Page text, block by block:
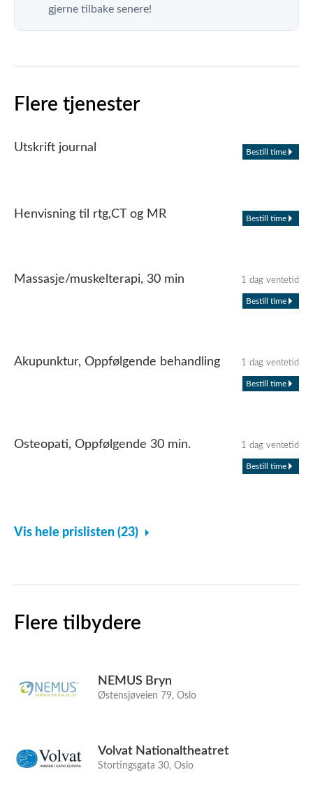
gjerne tilbake senere!
Flere tjenester
Utskrift journal Bestill time
Henvisning til rtg,CT og MR Bestill time
Massasje/muskelterapi, 30 min 1 dag ventetid
Bestill time
Akupunktur, Oppfølgende behandling 1 dag ventetid
Bestill time
Osteopati, Oppfølgende 30 min. 1 dag ventetid
Bestill time
Vis hele prislisten (23)
Flere tilbydere
NEMUS Bryn
Østensjøveien 79, Oslo
Volvat Nationaltheatret
Stortingsgata 30, Oslo